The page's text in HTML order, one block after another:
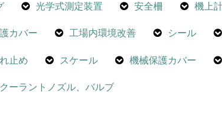
光学式測定装置 安全柵 機上
カバー 工場内環境改善 シール
止め スケール 機械保護カバー
クーラントノズル、バルブ